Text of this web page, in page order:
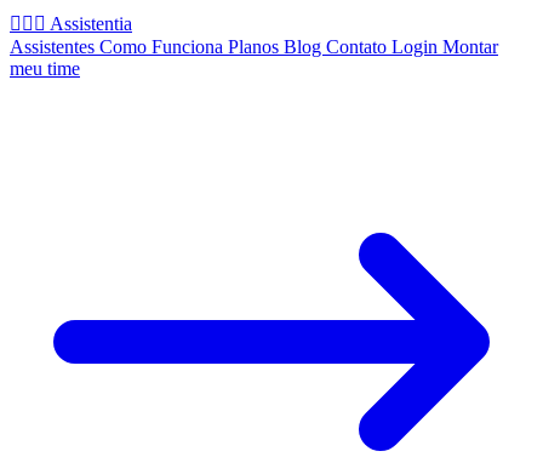
🧚🏻‍♂️ Assistentia
Assistentes Como Funciona Planos Blog Contato Login Montar
meu time